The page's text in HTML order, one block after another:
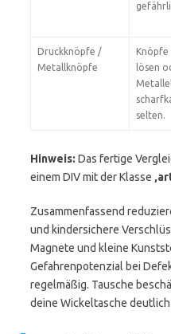
Druckknöpfe /
Metallknöpfe
Knöpfe
lösen
selten.
Hinweis: Das fertige
einem DIV mit der Klasse
Zusammenfassend
und kindersichere
Magnete und kleine
Gefahrenpotenzial bei
regelmäßig. Tausche
deine Wickeltasche deutlich